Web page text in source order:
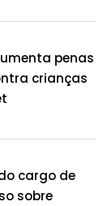
penas
crianças
cargo de
sobre